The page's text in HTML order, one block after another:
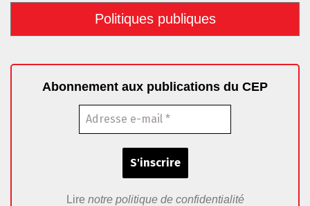
Politiques publiques
Abonnement aux publications du CEP
Lire notre politique de confidentialité